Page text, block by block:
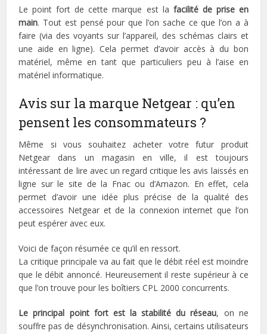
Le point fort de cette marque est la facilité de prise en
main. Tout est pensé pour que l’on sache ce que l’on a à
faire (via des voyants sur l’appareil, des schémas clairs et
une aide en ligne). Cela permet d’avoir accès à du bon
matériel, même en tant que particuliers peu à l’aise en
matériel informatique.
Avis sur la marque Netgear : qu’en
pensent les consommateurs ?
Même si vous souhaitez acheter votre futur produit
Netgear dans un magasin en ville, il est toujours
intéressant de lire avec un regard critique les avis laissés en
ligne sur le site de la Fnac ou d’Amazon. En effet, cela
permet d’avoir une idée plus précise de la qualité des
accessoires Netgear et de la connexion internet que l’on
peut espérer avec eux.
Voici de façon résumée ce qu’il en ressort.
La critique principale va au fait que le débit réel est moindre
que le débit annoncé. Heureusement il reste supérieur à ce
que l’on trouve pour les boîtiers CPL 2000 concurrents.
Le principal point fort est la stabilité du réseau, on ne
souffre pas de désynchronisation. Ainsi, certains utilisateurs